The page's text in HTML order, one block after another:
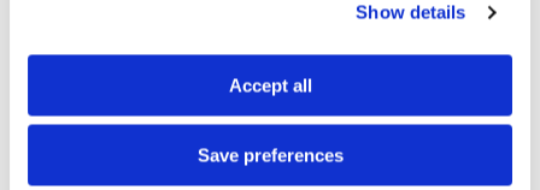
Show details
Accept all
Save preferences